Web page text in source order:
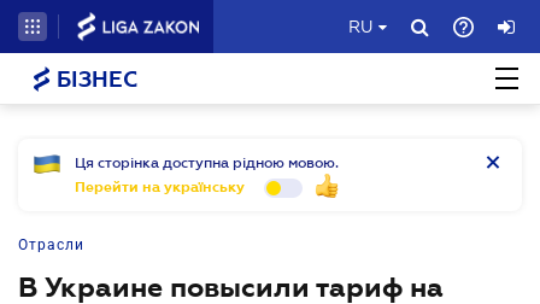
RU
БІЗНЕС
Ця сторінка доступна рідною мовою.
Перейти на українську
Отрасли
В Украине повысили тариф на